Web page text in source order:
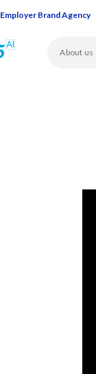
Employer Brand Agency
About us